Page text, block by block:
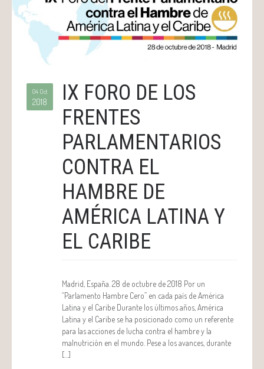
04 Oct
2018
IX FORO DE LOS
FRENTES
PARLAMENTARIOS
CONTRA EL
HAMBRE DE
AMÉRICA LATINA Y
EL CARIBE
Madrid, España. 28 de octubre de 2018 Por un
“Parlamento Hambre Cero” en cada país de América
Latina y el Caribe Durante los últimos años, América
Latina y el Caribe se ha posicionado como un referente
para las acciones de lucha contra el hambre y la
malnutrición en el mundo. Pese a los avances, durante
[…]